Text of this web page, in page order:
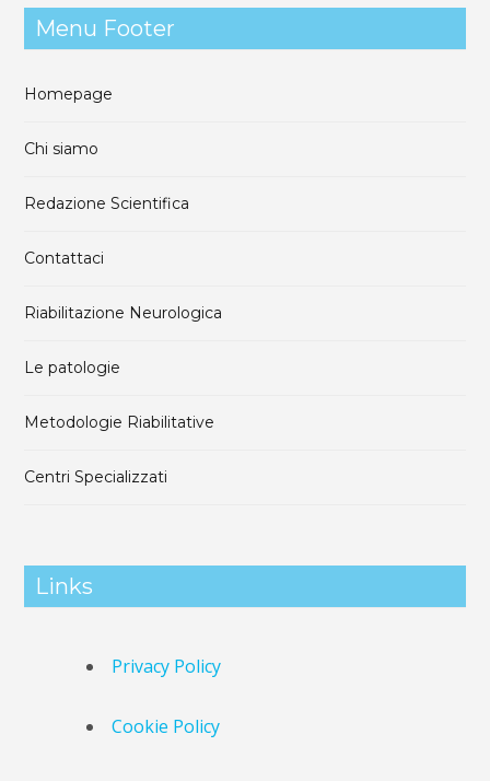
Menu Footer
Homepage
Chi siamo
Redazione Scientifica
Contattaci
Riabilitazione Neurologica
Le patologie
Metodologie Riabilitative
Centri Specializzati
Links
Privacy Policy
Cookie Policy